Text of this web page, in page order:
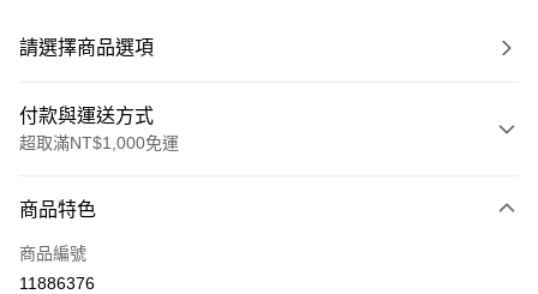
請選擇商品選項
付款與運送方式
超取滿NT$1,000免運
信用卡一次付款
信用卡分期付款
商品特色
商品編號
11886376